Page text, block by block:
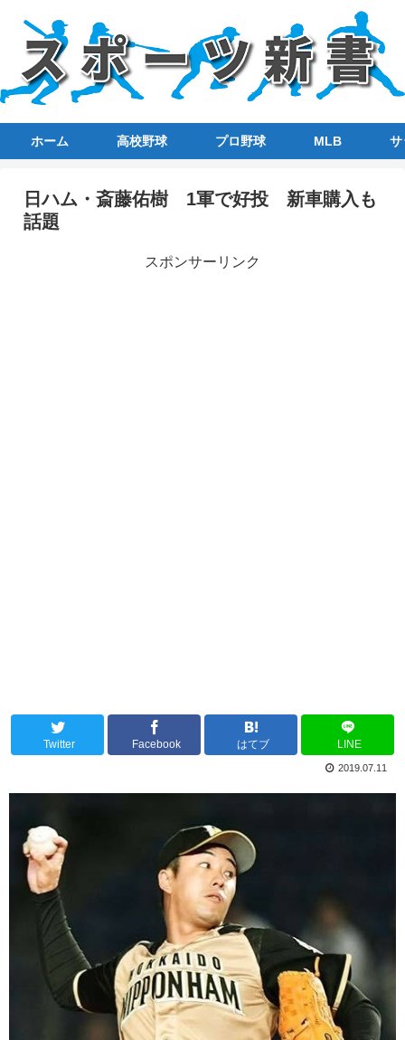
ホーム 高校野球 プロ野球 MLB サ
日ハム・斎藤佑樹 1軍で好投 新車購入も
話題
スポンサーリンク
Twitter Facebook はてブ LINE
2019.07.11